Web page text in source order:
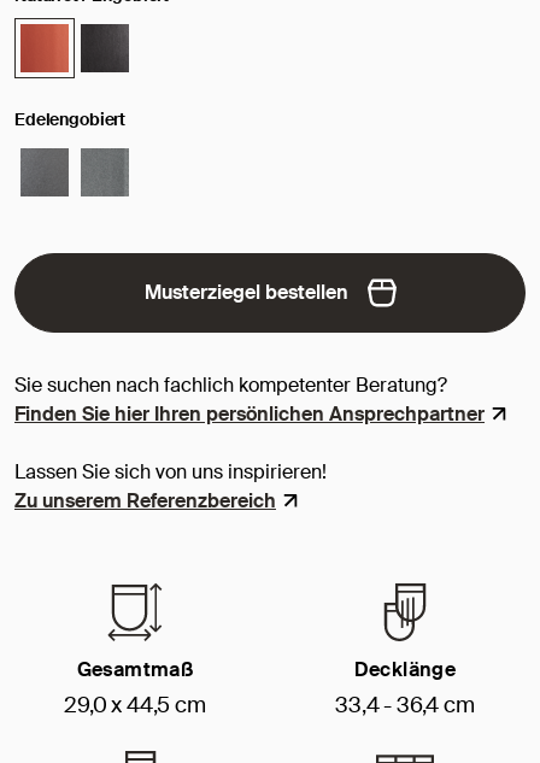
Edelengobiert
Musterziegel bestellen
Sie suchen nach fachlich kompetenter Beratung?
Finden Sie hier Ihren persönlichen Ansprechpartner
Lassen Sie sich von uns inspirieren!
Zu unserem Referenzbereich
Gesamtmaß
29,0 x 44,5 cm
Decklänge
33,4 - 36,4 cm